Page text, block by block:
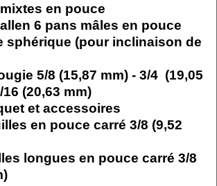
en pouce
6 pans mâles en pouce
sphérique (pour inclinaison de
5/8 (15,87 mm) - 3/4 (19,05
16 (20,63 mm)
et accessoires
en pouce carré 3/8 (9,52
longues en pouce carré 3/8